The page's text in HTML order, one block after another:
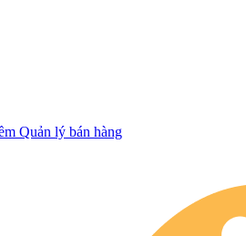
Quản lý bán hàng